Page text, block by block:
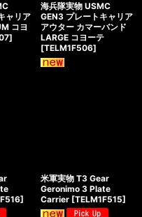
ャリア
コヨ
]
海兵隊実物 USMC
GEN3 プレートキャリア
アウター カマーバンド
LARGE コヨーテ
[TELM1F506]
]
米軍実物 T3 Gear
Geronimo 3 Plate
Carrier [TELM1F515]